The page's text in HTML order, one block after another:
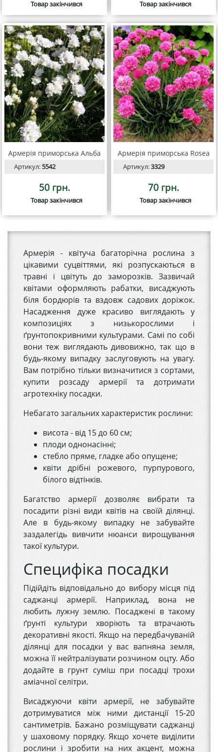
Армерія - квітуча багаторічна рослина з
цікавими суцвіттями, які розпускаються в
травні і цвітуть до заморозків. Зазвичай
квітами оформляють рабатки, висаджують
біля бордюрів та вздовж садових доріжок.
Насадження дуже красиво виглядають у
композиціях з низькорослими і
ґрунтопокривними культурами. Самі по собі
вони теж виглядають дивовижно, так що в
будь-якому випадку заслуговують на увагу.
Вам потрібно тільки визначитися з сортами,
купити розсаду армерії та дотримати
агротехніку посадки.
Небагато загальних характеристик рослини:
висота - від 15 до 60 см;
плоди однонасінні;
стебло пряме, гладке або опущене;
квіти дрібні рожевого, пурпурового,
білого відтінків.
Багатство армерії дозволяє вибрати та
посадити різні види квітів на своїй ділянці.
Але в будь-якому випадку не забувайте
заздалегідь вивчити нюанси вирощування
такої культури.
Специфіка посадки
Підійдіть відповідально до вибору місця під
саджанці армерії. Наприклад, вона не
любить лужну землю. Посаджені в такому
ґрунті культури хворіють та втрачають
декоративні якості. Якщо на передбачуваній
ділянці для посадки у вас вапняна земля,
можна її нейтралізувати розчином оцту. Або
додайте в грунт суміш при посадці трохи
аміачної селітри.
Висаджуючи квіти армерії, не забувайте
дотримуватися між ними дистанції 15-20
сантиметрів. Бажано розміщувати саджанці
у шаховому порядку. Якщо хочете виділити
рослини і зробити на них акцент, можна
Товар закінчився Товар закінчився
Армерія приморська Альба
Артикул:5542
50 грн.
Товар закінчився
Армерія приморська Rosea
Артикул:3329
70 грн.
Товар закінчився